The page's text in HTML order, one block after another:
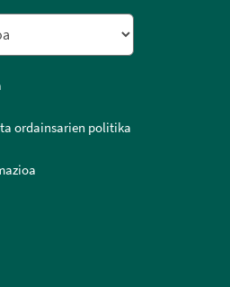
ordainsarien politika